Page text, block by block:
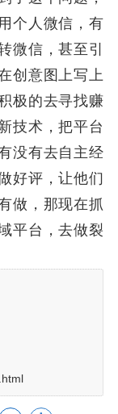
个人微信，有
微信，甚至引
创意图上写上
极的去寻找赚
技术，把平台
没有去自主经
好评，让他们
做，那现在抓
平台，去做裂